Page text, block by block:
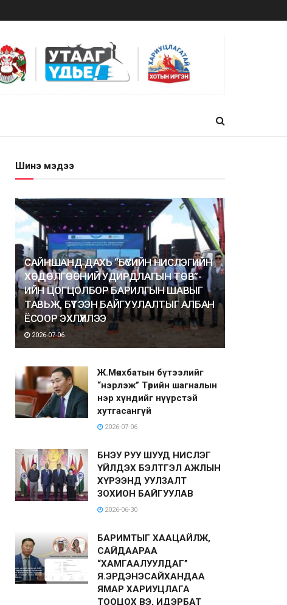
Шинэ мэдээ
САЙНШАНД ДАХЬ “БҮСИЙН НИСЛЭГИЙН
ХӨДӨЛГӨӨНИЙ УДИРДЛАГЫН ТӨВ”-
ИЙН ЦОГЦОЛБОР БАРИЛГЫН ШАВЫГ
ТАВЬЖ, БҮТЭЭН БАЙГУУЛАЛТЫГ АЛБАН
ЁСООР ЭХЛҮҮЛЛЭЭ
2026-07-06
Ж.Мөнхбатын бүтээлийг
“нэрлэж” Төрийн шагналын
нэр хүндийг нүүрстэй
хутгасангүй
2026-07-06
БНЭУ РУУ ШУУД НИСЛЭГ
ҮЙЛДЭХ БЭЛТГЭЛ АЖЛЫН
ХҮРЭЭНД УУЛЗАЛТ
ЗОХИОН БАЙГУУЛАВ
2026-06-30
БАРИМТЫГ ХААЦАЙЛЖ,
САЙДААРАА
“ХАМГААЛУУЛДАГ”
Я.ЭРДЭНЭСАЙХАНДАА
ЯМАР ХАРИУЦЛАГА
ТООЦОХ ВЭ, ИДЭРБАТ